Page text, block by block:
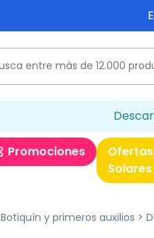
Promociones
Solares
Botiquín y primeros auxilios